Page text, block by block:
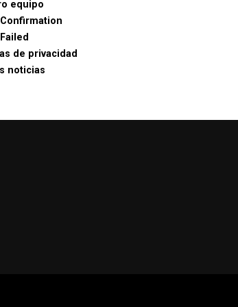
equipo
de privacidad
noticias